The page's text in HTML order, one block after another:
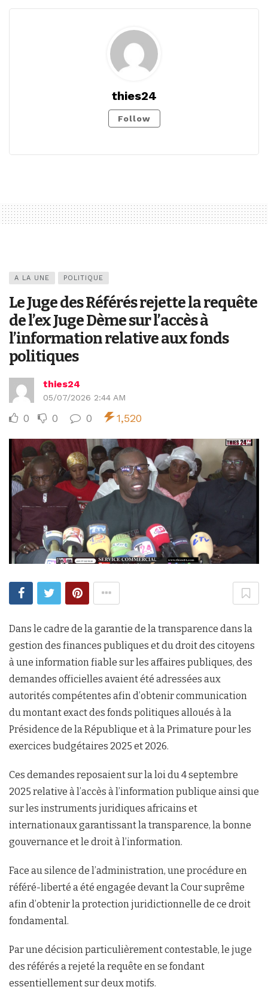
thies24
Follow
A LA UNE POLITIQUE
Le Juge des Référés rejette la requête
de l’ex Juge Dème sur l’accès à
l’information relative aux fonds
politiques
thies24
05/07/2026 2:44 AM
0 0 0 1,520
Dans le cadre de la garantie de la transparence dans la
gestion des finances publiques et du droit des citoyens
à une information fiable sur les affaires publiques, des
demandes officielles avaient été adressées aux
autorités compétentes afin d’obtenir communication
du montant exact des fonds politiques alloués à la
Présidence de la République et à la Primature pour les
exercices budgétaires 2025 et 2026.
Ces demandes reposaient sur la loi du 4 septembre
2025 relative à l’accès à l’information publique ainsi que
sur les instruments juridiques africains et
internationaux garantissant la transparence, la bonne
gouvernance et le droit à l’information.
Face au silence de l’administration, une procédure en
référé-liberté a été engagée devant la Cour suprême
afin d’obtenir la protection juridictionnelle de ce droit
fondamental.
Par une décision particulièrement contestable, le juge
des référés a rejeté la requête en se fondant
essentiellement sur deux motifs.